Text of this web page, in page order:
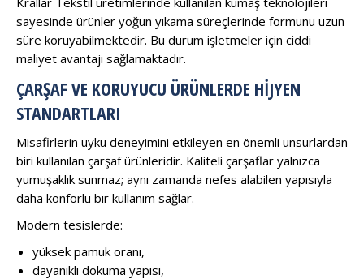
sayesinde ürünler yoğun yıkama süreçlerinde formunu uzun
süre koruyabilmektedir. Bu durum işletmeler için ciddi
maliyet avantajı sağlamaktadır.
ÇARŞAF VE KORUYUCU ÜRÜNLERDE HIJYEN
STANDARTLARI
Misafirlerin uyku deneyimini etkileyen en önemli unsurlardan
biri kullanılan çarşaf ürünleridir. Kaliteli çarşaflar yalnızca
yumuşaklık sunmaz; aynı zamanda nefes alabilen yapısıyla
daha konforlu bir kullanım sağlar.
Modern tesislerde:
yüksek pamuk oranı,
dayanıklı dokuma yapısı,